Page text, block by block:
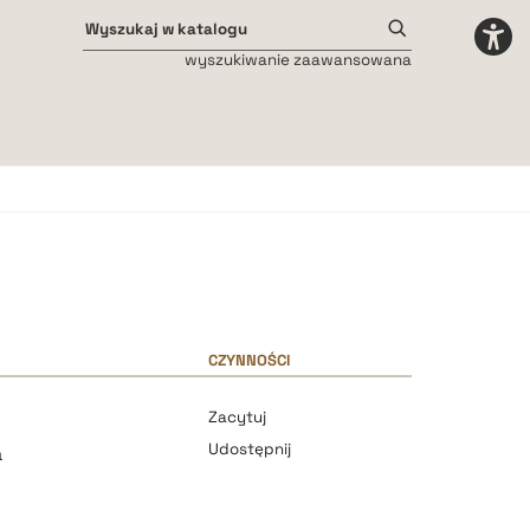
wyszukiwanie zaawansowana
CZYNNOŚCI
Zacytuj
Udostępnij